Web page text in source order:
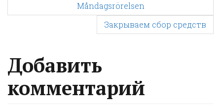
o
s
t
Måndagsrörelsen
Закрываем сбор средств
Добавить
комментарий